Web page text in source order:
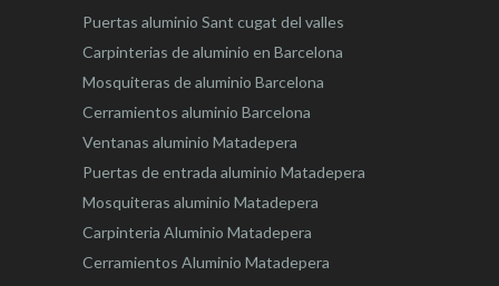
Puertas aluminio Sant cugat del valles
Carpinterias de aluminio en Barcelona
Mosquiteras de aluminio Barcelona
Cerramientos aluminio Barcelona
Ventanas aluminio Matadepera
Puertas de entrada aluminio Matadepera
Mosquiteras aluminio Matadepera
Carpinteria Aluminio Matadepera
Cerramientos Aluminio Matadepera